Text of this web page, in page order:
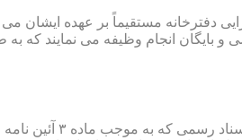
دفترخانه مستقیماً بر عهده ایشان
و بایگان انجام وظیفه می نمایند که
یكی از مناصب بسیار مهم، خطیر و مورد بحث در